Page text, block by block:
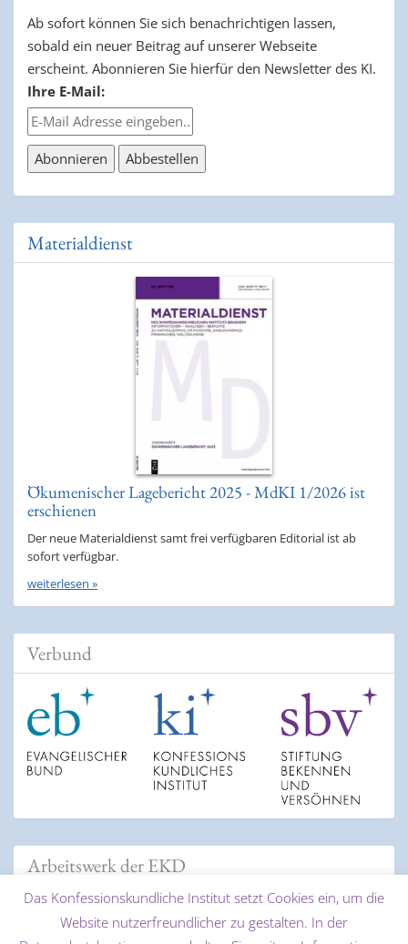
Ab sofort können Sie sich benachrichtigen lassen,
sobald ein neuer Beitrag auf unserer Webseite
erscheint. Abonnieren Sie hierfür den Newsletter des KI.
Ihre E-Mail:
Materialdienst
Ökumenischer Lagebericht 2025 - MdKI 1/2026 ist
erschienen
Der neue Materialdienst samt frei verfügbaren Editorial ist ab
sofort verfügbar.
weiterlesen »
Verbund
Arbeitswerk der EKD
Das Konfessionskundliche Institut setzt Cookies ein, um die
Website nutzerfreundlicher zu gestalten. In der